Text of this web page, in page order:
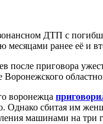
ДТП с
ранее её и
после приговора
воронежца
сбитая им
машинами на три